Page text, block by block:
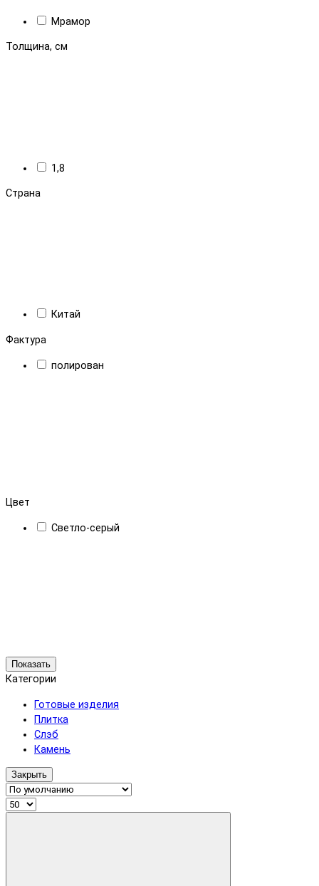
Мрамор
Толщина, см
1,8
Страна
Китай
Фактура
полирован
Цвет
Светло-серый
Показать
Категории
Готовые изделия
Плитка
Слэб
Камень
Закрыть